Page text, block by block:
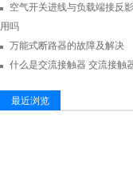
空气开关进线与负载端接反
用吗
万能式断路器的故障及解决
什么是交流接触器 交流接触
最近浏览